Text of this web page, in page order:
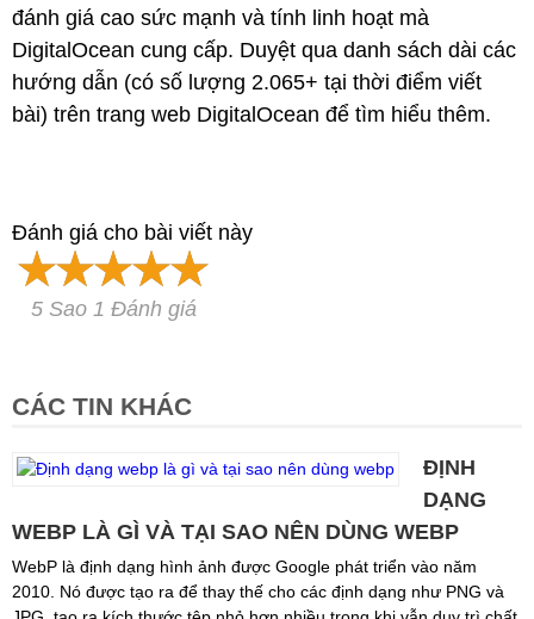
đánh giá cao sức mạnh và tính linh hoạt mà
DigitalOcean cung cấp. Duyệt qua danh sách dài các
hướng dẫn (có số lượng 2.065+ tại thời điểm viết
bài) trên trang web DigitalOcean để tìm hiểu thêm.
Đánh giá cho bài viết này
5 Sao 1 Đánh giá
CÁC TIN KHÁC
ĐỊNH
DẠNG
WEBP LÀ GÌ VÀ TẠI SAO NÊN DÙNG WEBP
WebP là định dạng hình ảnh được Google phát triển vào năm
2010. Nó được tạo ra để thay thế cho các định dạng như PNG và